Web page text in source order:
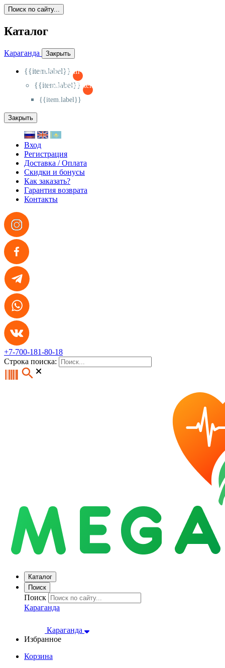
Поиск по сайту...
Каталог
Караганда Закрыть
{{item.label}}
{{activeItem==item.id?'-
{{item.label}}
{{activeSubitem==item.id?'-
{{item.label}}
Закрыть
Вход
Регистрация
Доставка / Оплата
Скидки и бонусы
Как заказать?
Гарантия возврата
Контакты
+7-700-181-80-18
Строка поиска:
Каталог
Поиск
Поиск
Караганда
Караганда
Избранное
Корзина